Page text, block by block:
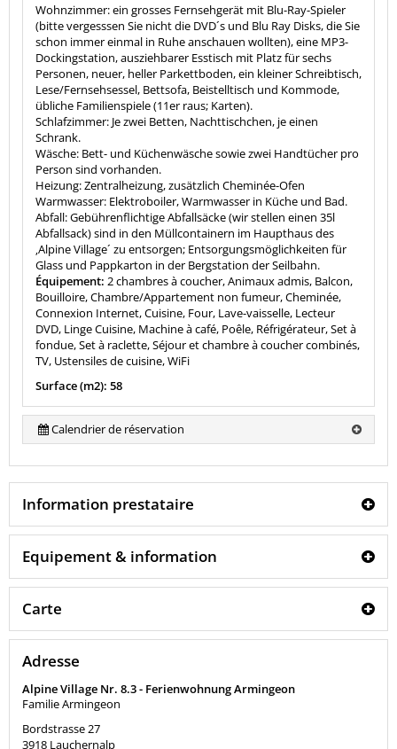
Wohnzimmer: ein grosses Fernsehgerät mit Blu-Ray-Spieler
(bitte vergesssen Sie nicht die DVD´s und Blu Ray Disks, die Sie
schon immer einmal in Ruhe anschauen wollten), eine MP3-
Dockingstation, ausziehbarer Esstisch mit Platz für sechs
Personen, neuer, heller Parkettboden, ein kleiner Schreibtisch,
Lese/Fernsehsessel, Bettsofa, Beistelltisch und Kommode,
übliche Familienspiele (11er raus; Karten).
Schlafzimmer: Je zwei Betten, Nachttischchen, je einen
Schrank.
Wäsche: Bett- und Küchenwäsche sowie zwei Handtücher pro
Person sind vorhanden.
Heizung: Zentralheizung, zusätzlich Cheminée-Ofen
Warmwasser: Elektroboiler, Warmwasser in Küche und Bad.
Abfall: Gebührenflichtige Abfallsäcke (wir stellen einen 35l
Abfallsack) sind in den Müllcontainern im Haupthaus des
‚Alpine Village´ zu entsorgen; Entsorgungsmöglichkeiten für
Glass und Pappkarton in der Bergstation der Seilbahn.
Équipement: 2 chambres à coucher, Animaux admis, Balcon,
Bouilloire, Chambre/Appartement non fumeur, Cheminée,
Connexion Internet, Cuisine, Four, Lave-vaisselle, Lecteur
DVD, Linge Cuisine, Machine à café, Poêle, Réfrigérateur, Set à
fondue, Set à raclette, Séjour et chambre à coucher combinés,
TV, Ustensiles de cuisine, WiFi
Surface (m2): 58
Calendrier de réservation
Information prestataire
Equipement & information
Carte
Adresse
Alpine Village Nr. 8.3 - Ferienwohnung Armingeon
Familie Armingeon
Bordstrasse 27
3918 Lauchernalp